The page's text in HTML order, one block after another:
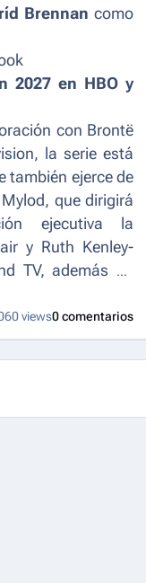
Brennan como
2027 en HBO y
con Brontë
la serie está
también ejerce de
que dirigirá
ejecutiva la
y Ruth Kenley-
TV, además de
views0 comentarios